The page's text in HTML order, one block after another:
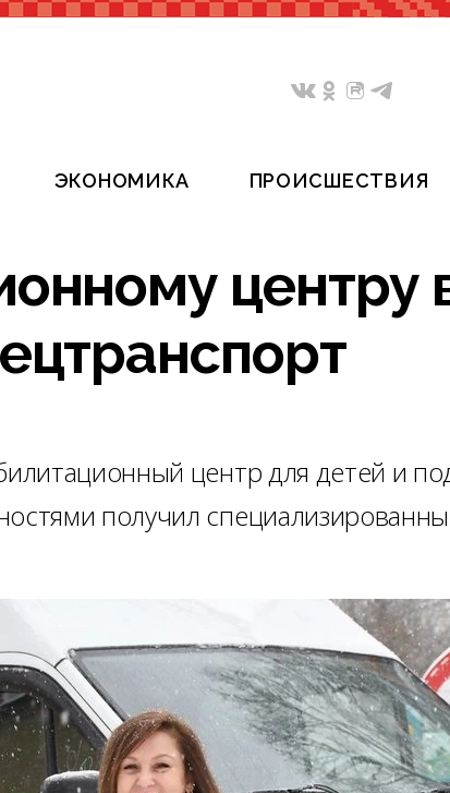
ЭКОНОМИКА ПРОИСШЕСТВИЯ
центру
центр для детей и
получил